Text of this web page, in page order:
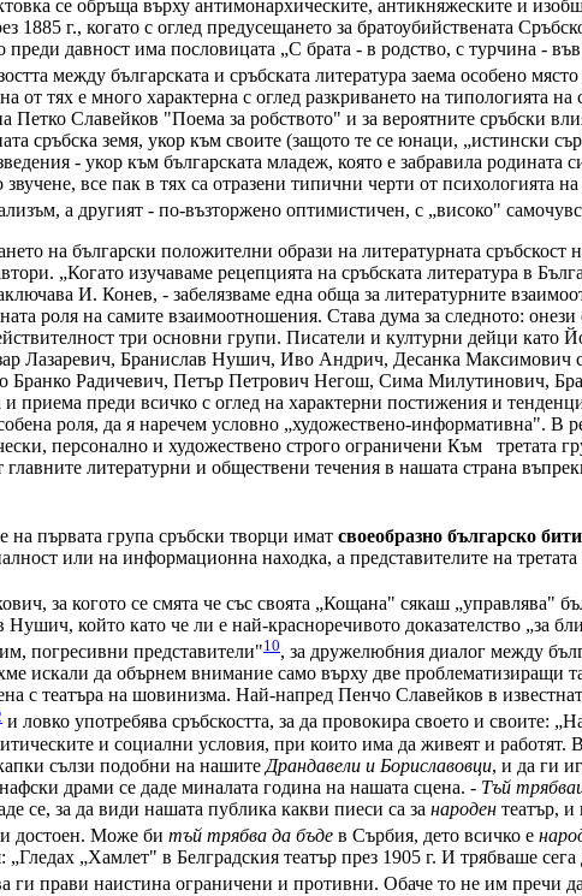
се обръща върху антимонархическите, антикняжеските и
1885 г., когато с оглед предусещането за братоубийствената
преди давност има пословицата „С брата - в родство, с турчина -
между българската и сръбската литература заема особено
от тях е много характерна с оглед разкриването на типологията
Петко Славейков "Поема за робството" и за вероятните сръбски
сръбска земя, укор към своите (защото те се юнаци, „истински
- укор към българската младеж, която е забравила родината
все пак в тях са отразени типични черти от психологията
а другият - по-възторжено оптимистичен, с „високо"
на български положителни образи на литературната сръбскост
„Когато изучаваме рецепцията на сръбската литература в
И. Конев, - забелязваме една обща за литературните
роля на самите взаимоотношения. Става дума за следното:
три основни групи. Писатели и културни дейци
Лазаревич, Бранислав Нушич, Иво Андрич, Десанка Максимович
Бранко Радичевич, Петър Петрович Негош, Сима Милутинович,
приема преди всичко с оглед на характерни постижения и
роля, да я наречем условно „художествено-информативна". В
персонално и художествено строго ограничени Към третата
главните литературни и обществени течения в нашата страна
на първата група сръбски творци имат своеобразно българско
или на информационна находка, а представителите на
за когото се смята че със своята „Кощана" сякаш „управлява"
който като че ли е най-красноречивото доказателство „за
погресивни представители"10, за дружелюбния диалог между
искали да обърнем внимание само върху две проблематизиращи
с театъра на шовинизма. Най-напред Пенчо Славейков в
и ловко употребява сръбскостта, за да провокира своето и своите:
и социални условия, при които има да живеят и
сълзи подобни на нашите Драндавели и Бориславовци, и да ги
драми се даде миналата година на нашата сцена. - Тъй
се, за да види нашата публика какви пиеси са за народен театър, и
и достоен. Може би тъй трябва да бъде в Сърбия, дето всичко е
„Хамлет" в Белградския театър през 1905 г. И трябваше
прави наистина ограничени и противни. Обаче то не им пречи